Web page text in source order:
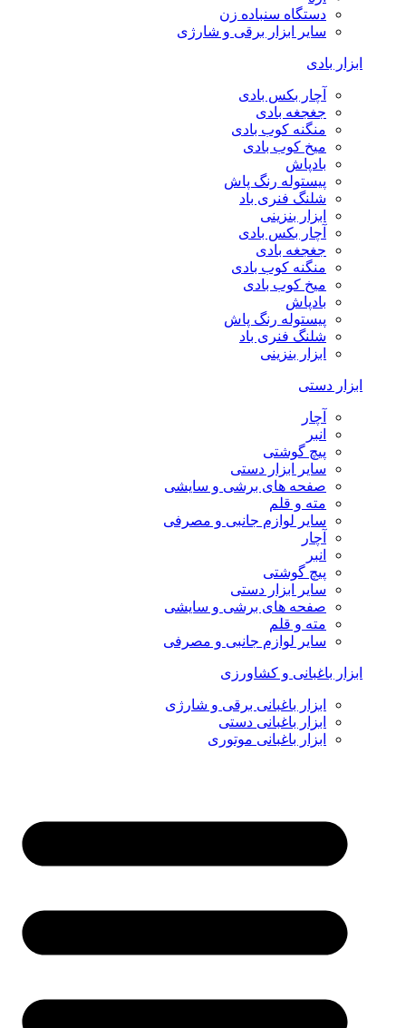
دستگاه سنباده زن
سایر ابزار برقی و شارژی
ابزار بادی
آچار بکس بادی
جغجغه بادی
منگنه کوب بادی
میخ کوب بادی
بادپاش
پیستوله رنگ پاش
شلنگ فنری باد
ابزار بنزینی
آچار بکس بادی
جغجغه بادی
منگنه کوب بادی
میخ کوب بادی
بادپاش
پیستوله رنگ پاش
شلنگ فنری باد
ابزار بنزینی
ابزار دستی
آچار
انبر
پیچ گوشتی
سایر ابزار دستی
صفحه های برشی و سایشی
مته و قلم
سایر لوازم جانبی و مصرفی
آچار
انبر
پیچ گوشتی
سایر ابزار دستی
صفحه های برشی و سایشی
مته و قلم
سایر لوازم جانبی و مصرفی
ابزار باغبانی و کشاورزی
ابزار باغبانی برقی و شارژی
ابزار باغبانی دستی
ابزار باغبانی موتوری